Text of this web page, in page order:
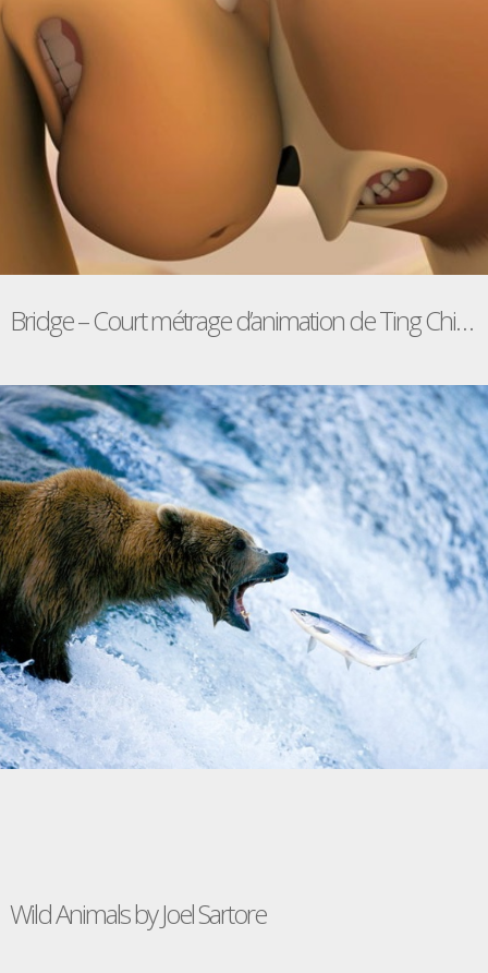
Bridge – Court métrage d’animation de Ting Chian Tey
Wild Animals by Joel Sartore